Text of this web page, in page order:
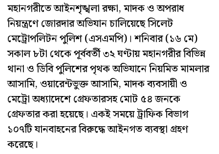
মহানগরীতে আইনশৃঙ্খলা রক্ষা, মাদক ও অপরাধ
নিয়ন্ত্রণে জোরদার অভিযান চালিয়েছে সিলেট
মেট্রোপলিটন পুলিশ (এসএমপি)। শনিবার (১৬ মে)
সকাল ৮টা থেকে পূর্ববর্তী ৩২ ঘণ্টায় মহানগরীর বিভিন্ন
থানা ও ডিবি পুলিশের পৃথক অভিযানে নিয়মিত মামলার
আসামি, ওয়ারেন্টভুক্ত আসামি, মাদক ব্যবসায়ী ও
মেট্রো অধ্যাদেশে গ্রেফতারসহ মোট ৫৪ জনকে
গ্রেফতার করা হয়েছে। একই সময়ে ট্রাফিক বিভাগ
১০৭টি যানবাহনের বিরুদ্ধে আইনগত ব্যবস্থা গ্রহণ
করেছে।